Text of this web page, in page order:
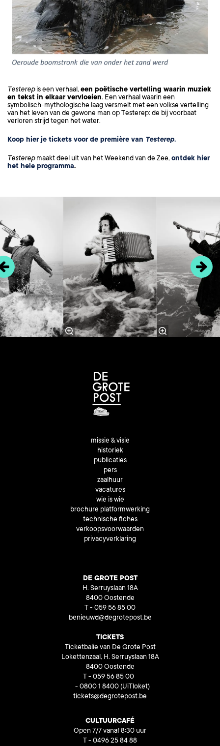
Testerepis een verhaal, een poëtische vertelling waarin muziek
en tekst in elkaar vervloeien. Een verhaal waarin een
symbolisch-mythologische laag versmelt met een volkse vertelling
van het leven van de gewone man op Testerep: de bij voorbaat
verloren strijd tegen het water.
Koop hier je tickets voor de première van Testerep.
Testerepmaakt deel uit van het Weekend van de Zee, ontdek hier
het hele programma.
missie & visie
historiek
publicaties
pers
zaalhuur
vacatures
wie is wie
brochure platformwerking
technische fiches
verkoopsvoorwaarden
privacyverklaring
DE GROTE POST
H. Serruyslaan 18A
8400 Oostende
T - 059 56 85 00
benieuwd@degrotepost.be
TICKETS
Ticketbalie van De Grote Post
Lokettenzaal, H. Serruyslaan 18A
8400 Oostende
T - 059 56 85 00
- 0800 1 8400 (UiTloket)
tickets@degrotepost.be
CULTUURCAFÉ
Open 7/7 vanaf 8:30 uur
T - 0496 25 84 88